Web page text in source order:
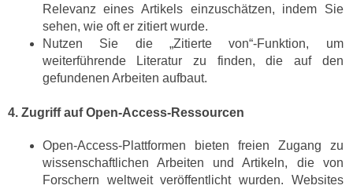
Relevanz eines Artikels einzuschätzen, indem Sie
sehen, wie oft er zitiert wurde.
Nutzen Sie die „Zitierte von“-Funktion, um
weiterführende Literatur zu finden, die auf den
gefundenen Arbeiten aufbaut.
4. Zugriff auf Open-Access-Ressourcen
Open-Access-Plattformen bieten freien Zugang zu
wissenschaftlichen Arbeiten und Artikeln, die von
Forschern weltweit veröffentlicht wurden. Websites